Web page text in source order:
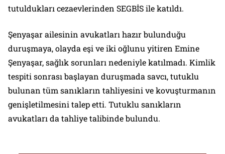
tutuldukları cezaevlerinden SEGBİS ile katıldı.
Şenyaşar ailesinin avukatları hazır bulunduğu
duruşmaya, olayda eşi ve iki oğlunu yitiren Emine
Şenyaşar, sağlık sorunları nedeniyle katılmadı. Kimlik
tespiti sonrası başlayan duruşmada savcı, tutuklu
bulunan tüm sanıkların tahliyesini ve kovuşturmanın
genişletilmesini talep etti. Tutuklu sanıkların
avukatları da tahliye talibinde bulundu.